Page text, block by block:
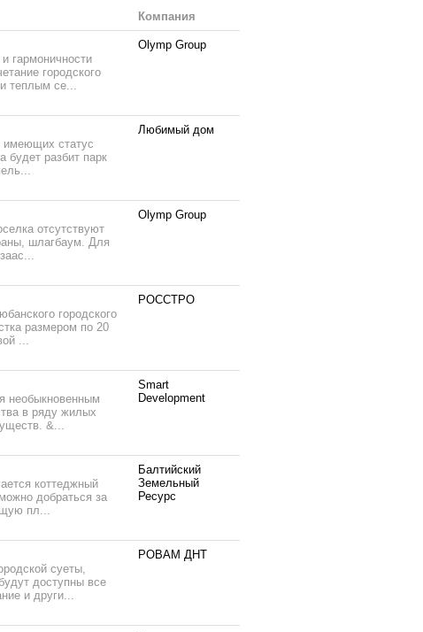
Компания
гармоничности
городского
теплым се...
Olymp Group
имеющих статус
будет разбит парк
Любимый дом
отсутствуют
шлагбаум. Для
Olymp Group
городского
размером по 20
...
РОССТРО
необыкновенным
в ряду жилых
&...
Smart
Development
коттеджный
добраться за
пл...
Балтийский
Земельный
Ресурс
суеты,
доступны все
и други...
РОВАМ ДНТ